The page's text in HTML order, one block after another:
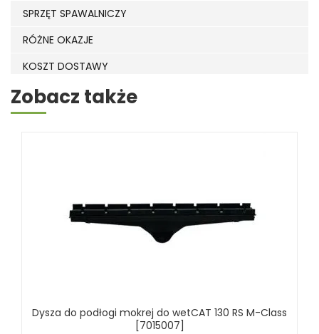
SPRZĘT SPAWALNICZY
RÓŻNE OKAZJE
KOSZT DOSTAWY
Zobacz także
Dysza do podłogi mokrej do wetCAT 130 RS M-Class
[7015007]